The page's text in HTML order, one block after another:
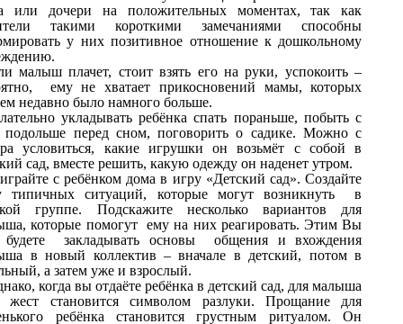
или дочери на положительных моментах, так как
такими короткими замечаниями способны
у них позитивное отношение к дошкольному
малыш плачет, стоит взять его на руки, успокоить –
ему не хватает прикосновений мамы, которых
недавно было намного больше.
укладывать ребёнка спать пораньше, побыть с
перед сном, поговорить о садике. Можно с
условиться, какие игрушки он возьмёт с собой в
сад, вместе решить, какую одежду он наденет утром.
с ребёнком дома в игру «Детский сад». Создайте
типичных ситуаций, которые могут возникнуть в
группе. Подскажите несколько вариантов для
которые помогут ему на них реагировать. Этим Вы
закладывать основы общения и вхождения
в новый коллектив – вначале в детский, потом в
а затем уже и взрослый.
когда вы отдаёте ребёнка в детский сад, для малыша
жест становится символом разлуки. Прощание для
ребёнка становится грустным ритуалом. Он